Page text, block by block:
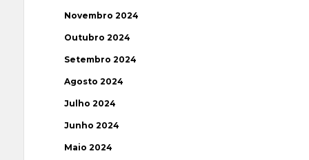
Novembro 2024
Outubro 2024
Setembro 2024
Agosto 2024
Julho 2024
Junho 2024
Maio 2024